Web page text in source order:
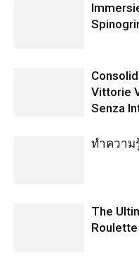
Vittorie
Senza
ทำความ
The
Roulette